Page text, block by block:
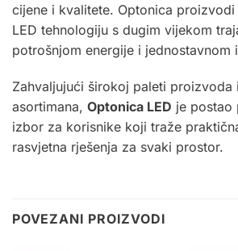
cijene i kvalitete. Optonica
LED tehnologiju s dugim vijekom
potrošnjom energije i jednostavnom
Zahvaljujući širokoj paleti proizvoda
asortimana, Optonica LED je postao
izbor za korisnike koji traže
rasvjetna rješenja za svaki prostor.
POVEZANI PROIZVODI